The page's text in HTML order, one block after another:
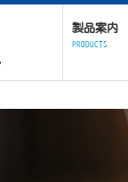
製品案内
PRODUCTS